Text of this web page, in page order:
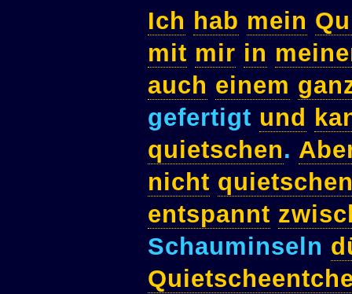
Ich hab mein
mit mir in
auch einem
gefertigt und
quietschen.
nicht
entspannt
Schauminseln